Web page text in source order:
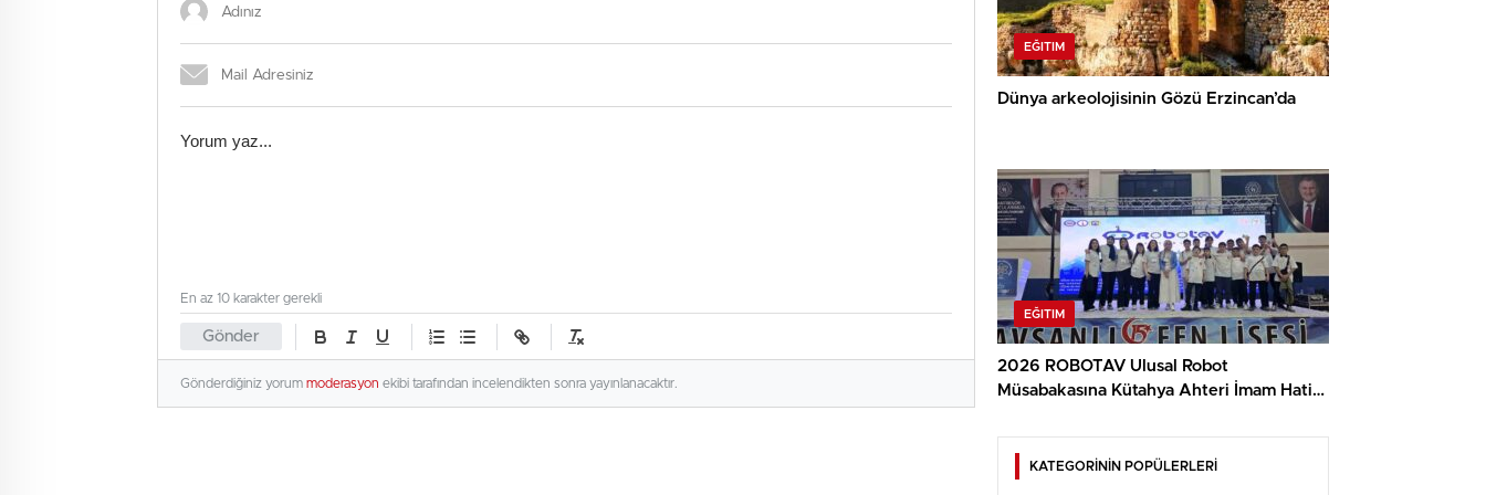
Gönder
En az 10 karakter gerekli
Gönderdiğiniz yorum moderasyon ekibi tarafından incelendikten sonra yayınlanacaktır.
EĞITIM
Dünya arkeolojisinin Gözü Erzincan’da
EĞITIM
2026 ROBOTAV Ulusal Robot
Müsabakasına Kütahya Ahteri İmam Hatip
KATEGORİNİN POPÜLERLERİ